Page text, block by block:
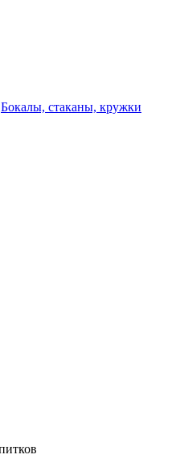
Бокалы, стаканы, кружки